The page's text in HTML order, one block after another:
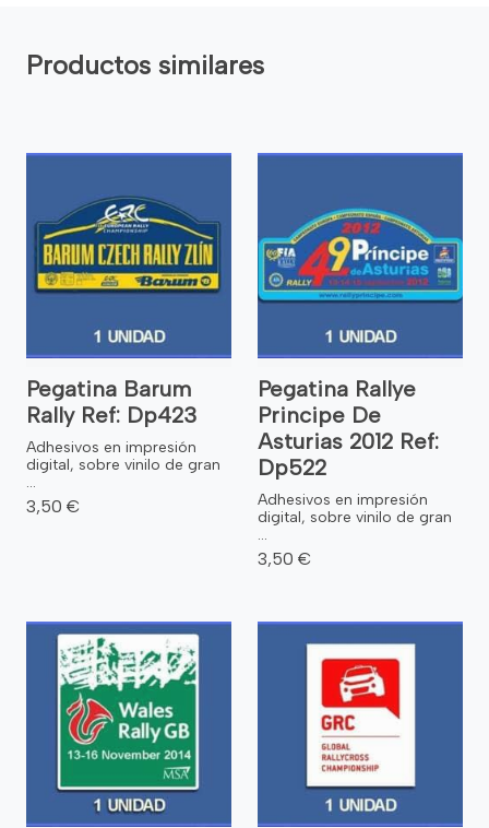
Productos similares
Pegatina Barum
Rally Ref: Dp423
Adhesivos en impresión
digital, sobre vinilo de gran
...
3,50 €
Pegatina Rallye
Principe De
Asturias 2012 Ref:
Dp522
Adhesivos en impresión
digital, sobre vinilo de gran
...
3,50 €